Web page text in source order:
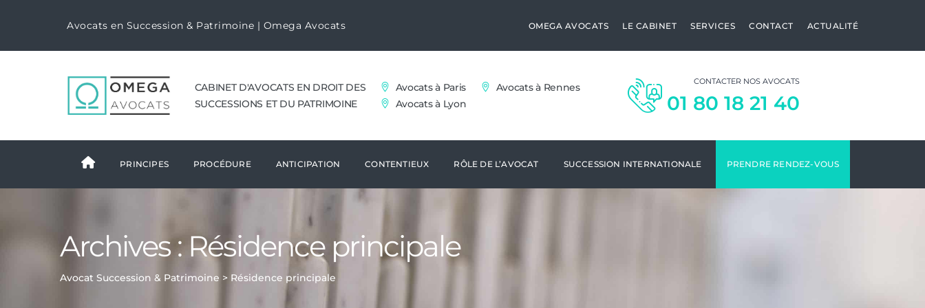
Avocats en Succession & Patrimoine | Omega Avocats OMEGA AVOCATS LE CABINET SERVICES CONTACT ACTUALITÉ
CABINET D'AVOCATS EN DROIT DES
SUCCESSIONS ET DU PATRIMOINE
Avocats à Paris
Avocats à Lyon
Avocats à Rennes
CONTACTER NOS AVOCATS
01 80 18 21 40
PRINCIPES PROCÉDURE ANTICIPATION CONTENTIEUX RÔLE DE L’AVOCAT SUCCESSION INTERNATIONALE PRENDRE RENDEZ-VOUS
Archives :Résidence principale
Avocat Succession & Patrimoine > Résidence principale